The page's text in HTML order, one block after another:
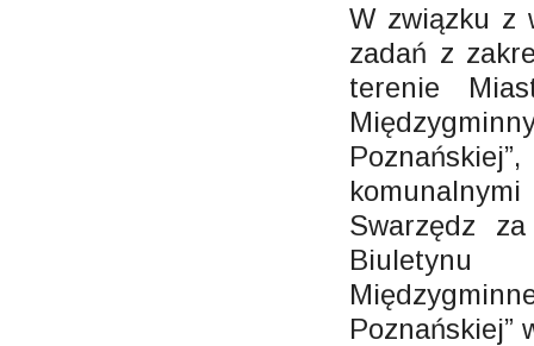
W związku z
zadań z
terenie
Swarzędz
Poznańskiej”